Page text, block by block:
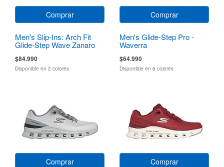
Comprar
Men's Slip-Ins: Arch Fit
Glide-Step Wave Zanaro
$84.990
Disponible en 2 colores
Comprar
Men's Glide-Step Pro -
Waverra
$64.990
Disponible en 6 colores
Comprar Comprar